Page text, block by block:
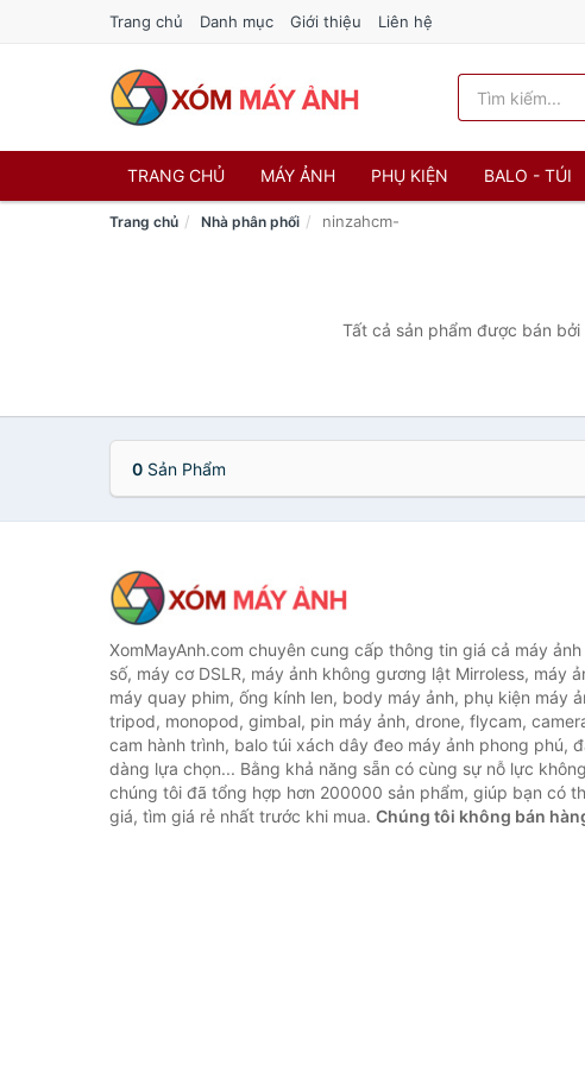
Trang chủ Danh mục Giới thiệu Liên hệ
TRANG CHỦ MÁY ẢNH PHỤ KIỆN BALO - TÚI
Trang chủ Nhà phân phối ninzahcm-
Tất cả sản phẩm được bán
0 Sản Phẩm
XomMayAnh.com chuyên cung cấp thông tin giá cả máy
số, máy cơ DSLR, máy ảnh không gương lật Mirroless, máy
máy quay phim, ống kính len, body máy ảnh, phụ kiện máy
tripod, monopod, gimbal, pin máy ảnh, drone, flycam,
cam hành trình, balo túi xách dây đeo máy ảnh phong phú,
dàng lựa chọn... Bằng khả năng sẵn có cùng sự nỗ lực
chúng tôi đã tổng hợp hơn 200000 sản phẩm, giúp bạn có
giá, tìm giá rẻ nhất trước khi mua. Chúng tôi không bán